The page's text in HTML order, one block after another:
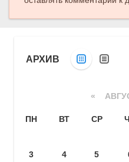
АРХИВ
«
ПН ВТ СР
3
4 5